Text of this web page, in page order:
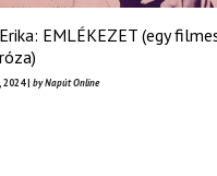
EMLÉKEZET (egy
| by Napút Online